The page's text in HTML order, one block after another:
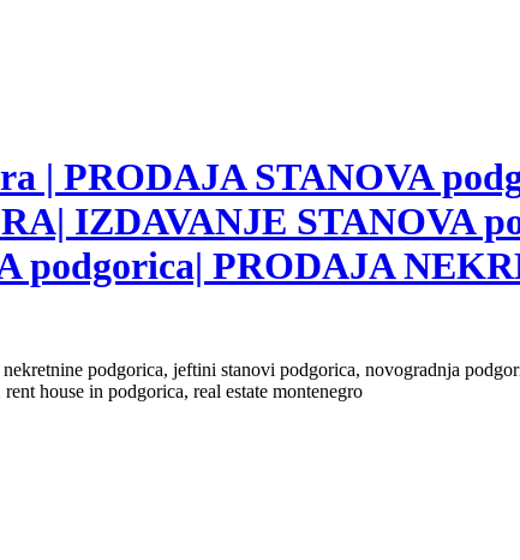
| PRODAJA STANOVA
IZDAVANJE STANOVA
podgorica| PRODAJA
podgorica, jeftini stanovi podgorica, novogradnja
house in podgorica, real estate montenegro